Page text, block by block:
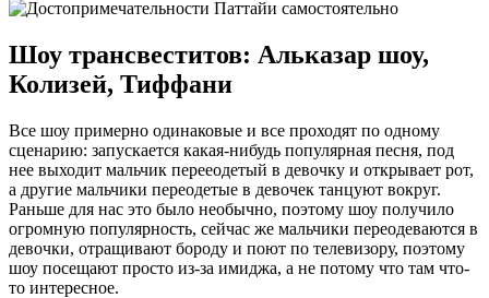
Шоу трансвеститов: Альказар шоу,
Колизей, Тиффани
Все шоу примерно одинаковые и все проходят по одному
сценарию: запускается какая-нибудь популярная песня, под
нее выходит мальчик перееодетый в девочку и открывает рот,
а другие мальчики переодетые в девочек танцуют вокруг.
Раньше для нас это было необычно, поэтому шоу получило
огромную популярность, сейчас же мальчики переодеваются в
девочки, отращивают бороду и поют по телевизору, поэтому
шоу посещают просто из-за имиджа, а не потому что там что-
то интересное.